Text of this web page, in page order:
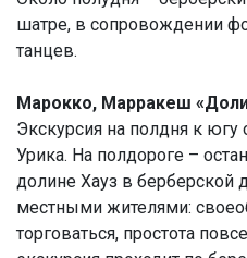
шатре, в сопровождении
танцев.
Марокко, Марракеш
Экскурсия на полдня к
Урика. На полдороге –
долине Хауз в берберской
местными жителями:
торговаться, простота